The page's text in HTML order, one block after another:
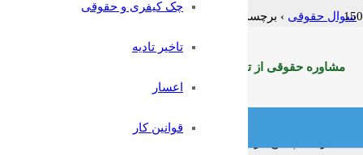
مشاوره حقوقی از تلفن ثابت سراسرکشوربا شماره:9099071369
چک کیفری و حقوقی
تاخیر تادیه
اعسار
قوانین کار
سوال حقوقی › برچسب: بخشیدن مهریه
بدون پاسخ
آیا زن بعد از بخشیدن مهریه میتواند باز مطالبه کند
پرسیده شد 3 سال پیش